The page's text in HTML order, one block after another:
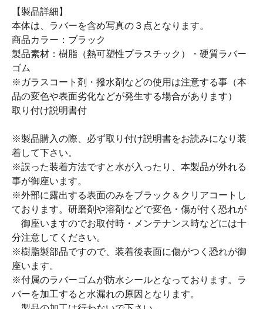
【製品詳細】
本体は、ラバーを含め写真の３点となります。
商品カラー：ブラック
製品素材：樹脂（熱可塑性プラスチック）・硬質ラバー
ゴム
※ガラスコート剤・撥水剤などの使用は注意する事（本
品の変色や表面劣化などが発生する場合があります）
取り付け説明書付
※製品購入の際、必ず取り付け説明書をお読みになり装
着して下さい。
※誤った装着方法ですと水が入ったり、本製品が外れる
事が御座います。
※外部に露出する表面のみをブラック＆クリアコートし
ております。研磨剤や溶剤などで変色・傷が付く恐れが
御座いますのでお取付時・メンテナンス時などには十
分注意してください。
※樹脂製部品ですので、装着後表面に傷がつく恐れが御
座います。
※付属のラバーゴムが防水シールとなっております。ラ
バーを加工すると水漏れの原因となります。